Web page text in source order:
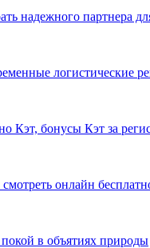
надежного партнера
логистические
Кэт, бонусы Кэт за
онлайн
в объятиях природы